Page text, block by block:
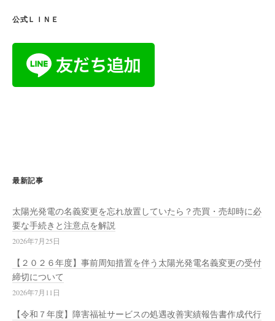
公式ＬＩＮＥ
最新記事
太陽光発電の名義変更を忘れ放置していたら？売買・売却時に必
要な手続きと注意点を解説
2026年7月25日
【２０２６年度】事前周知措置を伴う太陽光発電名義変更の受付
締切について
2026年7月11日
【令和７年度】障害福祉サービスの処遇改善実績報告書作成代行